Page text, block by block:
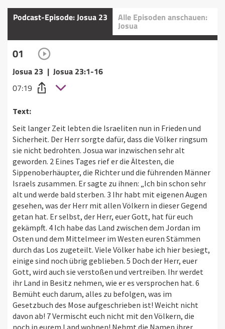
Podcast-Episode: Josua 23 Alle Episoden anschauen:
Josua
01
Josua 23 | Josua 23:1-16
07:19
Text:
Seit langer Zeit lebten die Israeliten nun in Frieden und
Sicherheit. Der Herr sorgte dafür, dass die Völker ringsum
sie nicht bedrohten. Josua war inzwischen sehr alt
geworden. 2 Eines Tages rief er die Ältesten, die
Sippenoberhäupter, die Richter und die führenden Männer
Israels zusammen. Er sagte zu ihnen: „Ich bin schon sehr
alt und werde bald sterben. 3 Ihr habt mit eigenen Augen
gesehen, was der Herr mit allen Völkern in dieser Gegend
getan hat. Er selbst, der Herr, euer Gott, hat für euch
gekämpft. 4 Ich habe das Land zwischen dem Jordan im
Osten und dem Mittelmeer im Westen euren Stämmen
durch das Los zugeteilt. Viele Völker habe ich hier besiegt,
einige sind noch übrig geblieben. 5 Doch der Herr, euer
Gott, wird auch sie verstoßen und vertreiben. Ihr werdet
ihr Land in Besitz nehmen, wie er es versprochen hat. 6
Bemüht euch darum, alles zu befolgen, was im
Gesetzbuch des Mose aufgeschrieben ist! Weicht nicht
davon ab! 7 Vermischt euch nicht mit den Völkern, die
noch in eurem Land wohnen! Nehmt die Namen ihrer